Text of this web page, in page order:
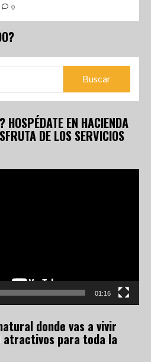
0
EN HACIENDA
DE LOS SERVICIOS
01:16
donde vas a vivir
atractivos para toda la